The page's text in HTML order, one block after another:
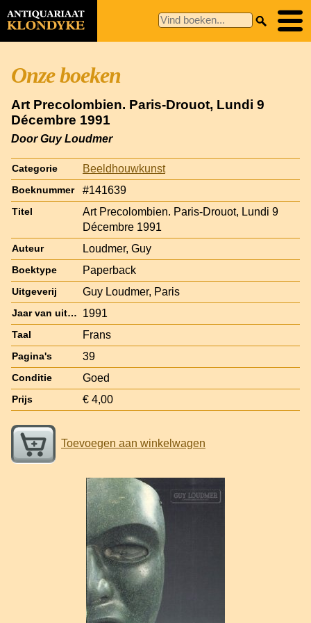
Onze boeken
Art Precolombien. Paris-Drouot, Lundi 9
Décembre 1991
Door Guy Loudmer
Categorie Beeldhouwkunst
Boeknummer #141639
Titel
Art Precolombien. Paris-Drouot, Lundi 9
Décembre 1991
Auteur Loudmer, Guy
Boektype Paperback
Uitgeverij Guy Loudmer, Paris
Jaar van uitgave 1991
Taal Frans
Pagina's 39
Conditie Goed
Prijs € 4,00
Toevoegen aan winkelwagen